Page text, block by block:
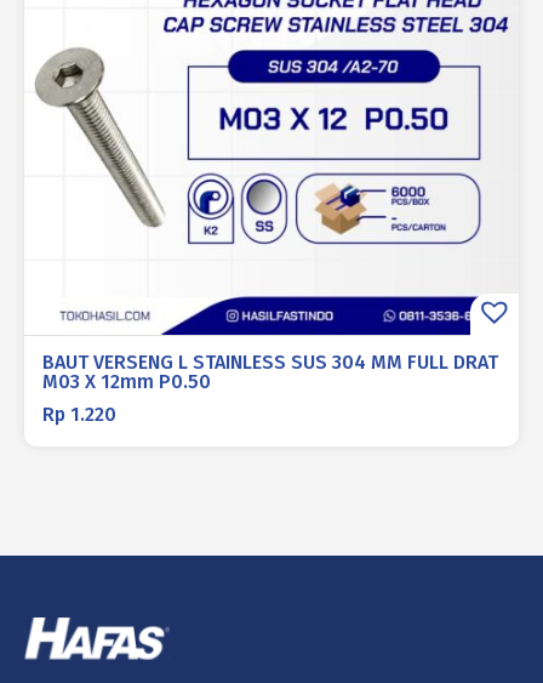
BAUT VERSENG L STAINLESS SUS 304 MM FULL DRAT
M03 X 12mm P0.50
Rp 1.220